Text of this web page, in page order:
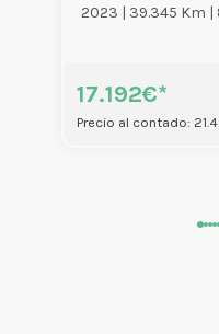
2023 | 39.345 Km |
17.192€*
Precio al contado: